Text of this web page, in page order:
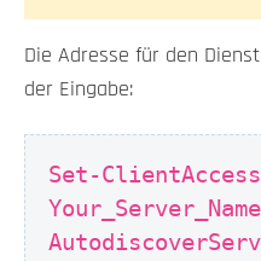
Die Adresse für den Dienst
der Eingabe:
Set-